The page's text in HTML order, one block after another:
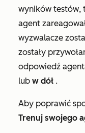
wyników testów,
agent
wyzwalacze
zostały
odpowiedź
lub w dół .
Aby poprawić
Trenuj swojego